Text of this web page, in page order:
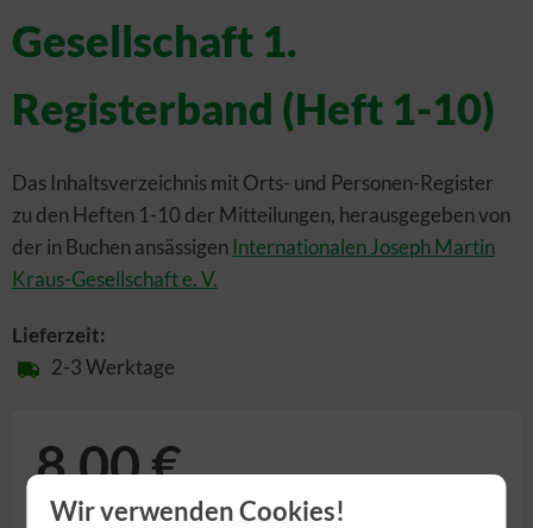
Wir verwenden Cookies!
Gesellschaft 1.
Registerband (Heft 1-10)
Das Inhaltsverzeichnis mit Orts- und Personen-Register
zu den Heften 1-10 der Mitteilungen, herausgegeben von
der in Buchen ansässigen Internationalen Joseph Martin
Kraus-Gesellschaft e. V.
Lieferzeit:
2-3 Werktage
8,00 €
inkl. 7,00% MwSt.,zzgl.Versandkosten